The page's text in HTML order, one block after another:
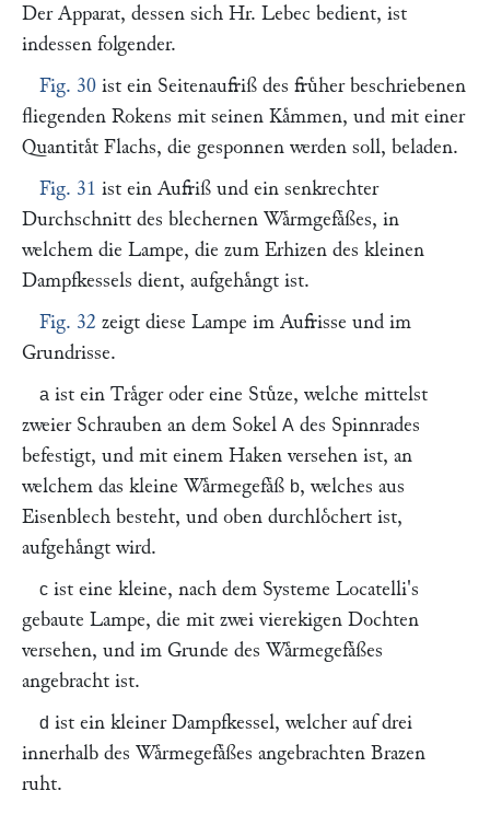
Der Apparat, dessen sich Hr. Lebec bedient, ist
indessen folgender.
Fig. 30 ist ein Seitenaufriß des fruͤher beschriebenen
fliegenden Rokens mit seinen Kaͤmmen, und mit einer
Quantitaͤt Flachs, die gesponnen werden soll, beladen.
Fig. 31 ist ein Aufriß und ein senkrechter
Durchschnitt des blechernen Waͤrmgefaͤßes, in
welchem die Lampe, die zum Erhizen des kleinen
Dampfkessels dient, aufgehaͤngt ist.
Fig. 32 zeigt diese Lampe im Aufrisse und im
Grundrisse.
a ist ein Traͤger oder eine Stuͤze, welche mittelst
zweier Schrauben an dem Sokel A des Spinnrades
befestigt, und mit einem Haken versehen ist, an
welchem das kleine Waͤrmegefaͤß b, welches aus
Eisenblech besteht, und oben durchloͤchert ist,
aufgehaͤngt wird.
c ist eine kleine, nach dem Systeme Locatelli's
gebaute Lampe, die mit zwei vierekigen Dochten
versehen, und im Grunde des Waͤrmegefaͤßes
angebracht ist.
d ist ein kleiner Dampfkessel, welcher auf drei
innerhalb des Waͤrmegefaͤßes angebrachten Brazen
ruht.